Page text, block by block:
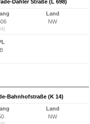
Dahler Straße (L 698)
Land
NW
Bahnhofstraße (K 14)
Land
NW